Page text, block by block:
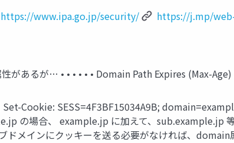
https://www.ipa.go.jp/security/
https://j.mp/
があるが… • • • • • • Domain Path Expires (Max-
Cookie: SESS=4F3BF15034A9B;
の場合、 example.jp に加えて、sub.example.jp
ドメインにクッキーを送る必要がなければ、